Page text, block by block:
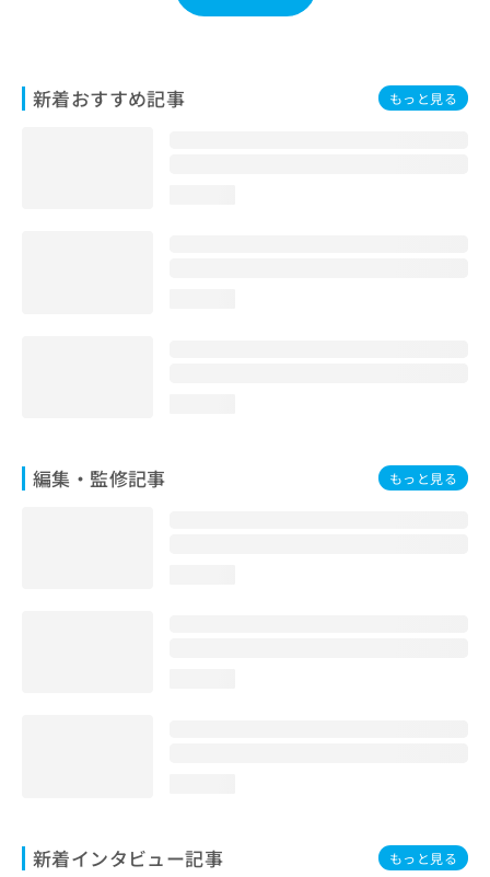
新着おすすめ記事 もっと見る
編集・監修記事 もっと見る
新着インタビュー記事 もっと見る
わ